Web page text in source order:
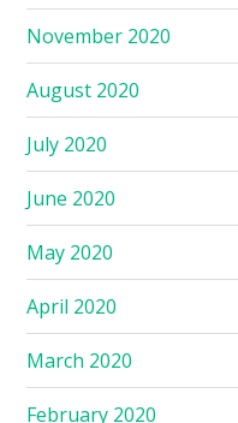
November 2020
August 2020
July 2020
June 2020
May 2020
April 2020
March 2020
February 2020